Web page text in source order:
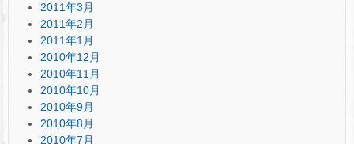
2011年3月
2011年2月
2011年1月
2010年12月
2010年11月
2010年10月
2010年9月
2010年8月
2010年7月